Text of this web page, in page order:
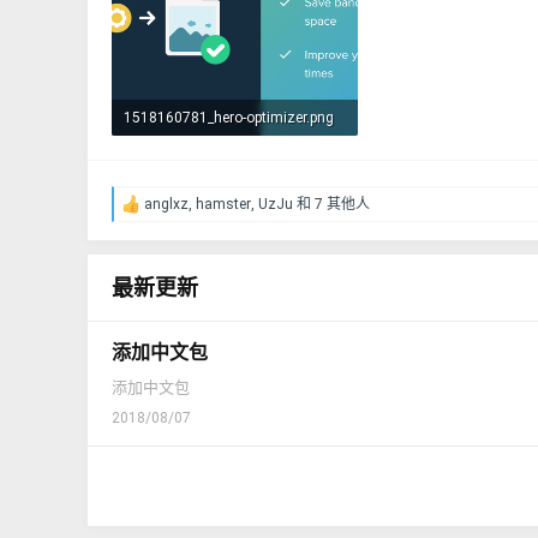
1518160781_hero-optimizer.png
反
anglxz, hamster, UzJu 和 7 其他人
最新更新
添加中文包
添加中文包
2018/08/07